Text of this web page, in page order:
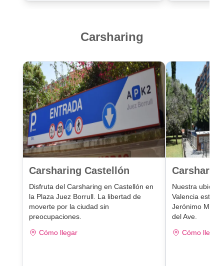
Carsharing
Carsharing Castellón
Disfruta del Carsharing en Castellón en
la Plaza Juez Borrull. La libertad de
moverte por la ciudad sin
preocupaciones.
Cómo llegar
Nuestra
Valencia está
Jerónimo
del Ave.
Cómo llegar